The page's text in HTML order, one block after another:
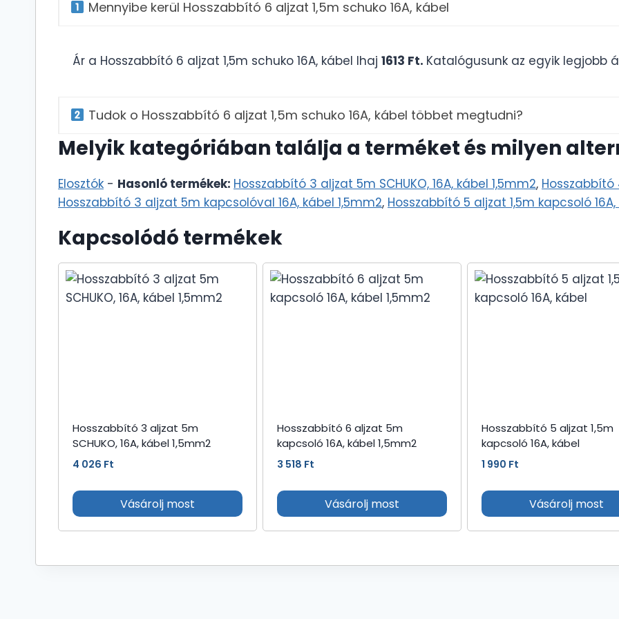
Mennyibe kerül Hosszabbító 6 aljzat 1,5m schuko 16A, kábel
Ár a Hosszabbító 6 aljzat 1,5m schuko 16A, kábel Ihaj 1613 Ft. Katalógusunk az egyik legjobb
Tudok o Hosszabbító 6 aljzat 1,5m schuko 16A, kábel többet megtudni?
Melyik kategóriában találja a terméket és milyen
Elosztók - Hasonló termékek: Hosszabbító 3 aljzat 5m SCHUKO, 16A, kábel 1,5mm2, Hosszabbító
Hosszabbító 3 aljzat 5m kapcsolóval 16A, kábel 1,5mm2, Hosszabbító 5 aljzat 1,5m kapcsoló
Kapcsolódó termékek
Hosszabbító 3 aljzat 5m
SCHUKO, 16A, kábel 1,5mm2
4 026 Ft
Vásárolj most
Hosszabbító 6 aljzat 5m
kapcsoló 16A, kábel 1,5mm2
3 518 Ft
Vásárolj most
Hosszabbító 5 aljzat 1,5m
kapcsoló 16A, kábel
1 990 Ft
Vásárolj most